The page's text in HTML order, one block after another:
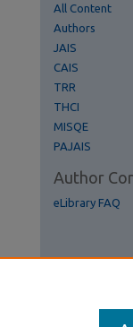
All Content
Authors
JAIS
CAIS
TRR
THCI
MISQE
PAJAIS
Author
eLibrary FAQ